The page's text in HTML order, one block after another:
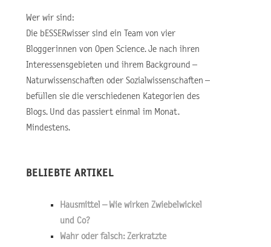
Wer wir sind:
Die bESSERwisser sind ein Team von vier
Bloggerinnen von Open Science. Je nach ihren
Interessensgebieten und ihrem Background –
Naturwissenschaften oder Sozialwissenschaften –
befüllen sie die verschiedenen Kategorien des
Blogs. Und das passiert einmal im Monat.
Mindestens.
BELIEBTE ARTIKEL
Hausmittel – Wie wirken Zwiebelwickel
und Co?
Wahr oder falsch: Zerkratzte